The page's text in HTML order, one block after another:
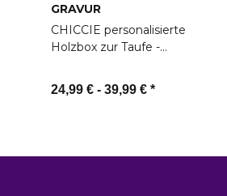
GRAVUR
CHICCIE personalisierte
Holzbox zur Taufe -
Aufbewahrungsbox
24,99 € - 39,99 € *